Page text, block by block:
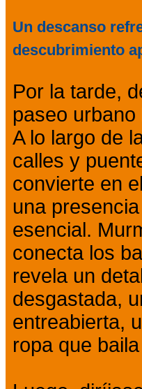
Un descanso
descubrimiento
Por la tarde,
paseo
A lo largo de
calles y
convierte en
una
esencial.
conecta los
revela un
desgastada,
entreabierta,
ropa que